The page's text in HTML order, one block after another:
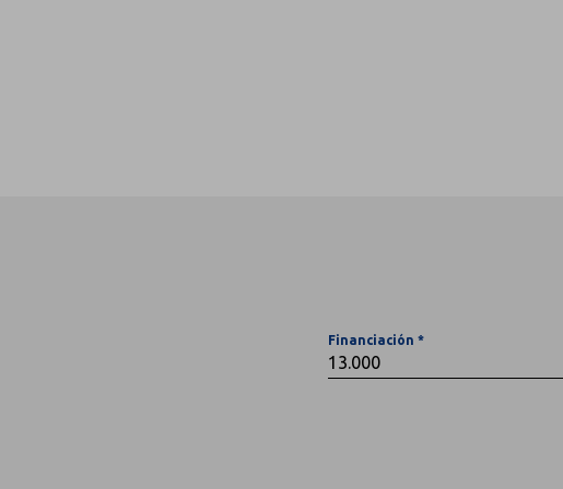
Financiación *